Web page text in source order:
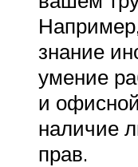
знание
умение
и
наличие
прав.